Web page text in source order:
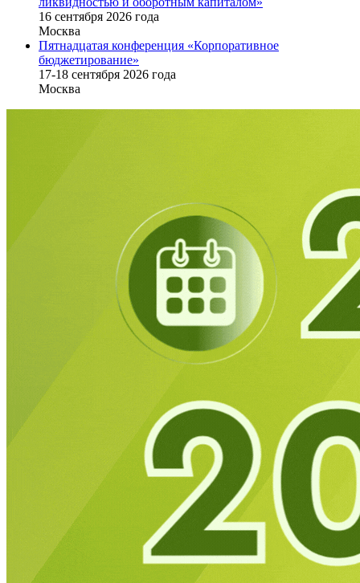
16 cентября 2026 года
Москва
Пятнадцатая конференция «Корпоративное
бюджетирование»
17-18 сентября 2026 года
Москва